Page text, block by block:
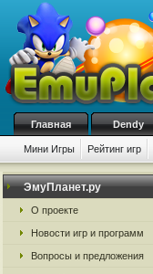
Главная Dendy
Мини Игры Рейтинг игр
ЭмуПланет.ру
О проекте
Новости игр и программ
Вопросы и предложения